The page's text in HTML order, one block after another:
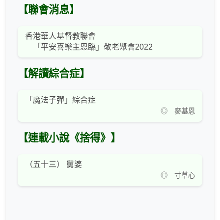
【聯會消息】
香港華人基督教聯會
「平安喜樂主恩臨」敬老聚會2022
【解讀綜合症】
「魔法子彈」綜合症
◎ 麥基恩
【連載小說《捨得》】
（五十三） 舅婆
◎ 寸草心